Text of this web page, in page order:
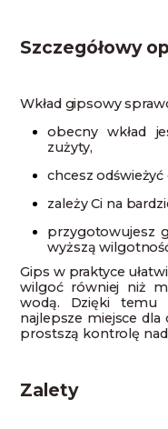
Szczegółowy
Wkład gipsowy
obecny wkład
zużyty,
chcesz odświeżyć
zależy Ci na
przygotowujesz
wyższą
Gips w praktyce
wilgoć równiej niż
wodą. Dzięki temu
najlepsze miejsce
prostszą kontrolę
Zalety